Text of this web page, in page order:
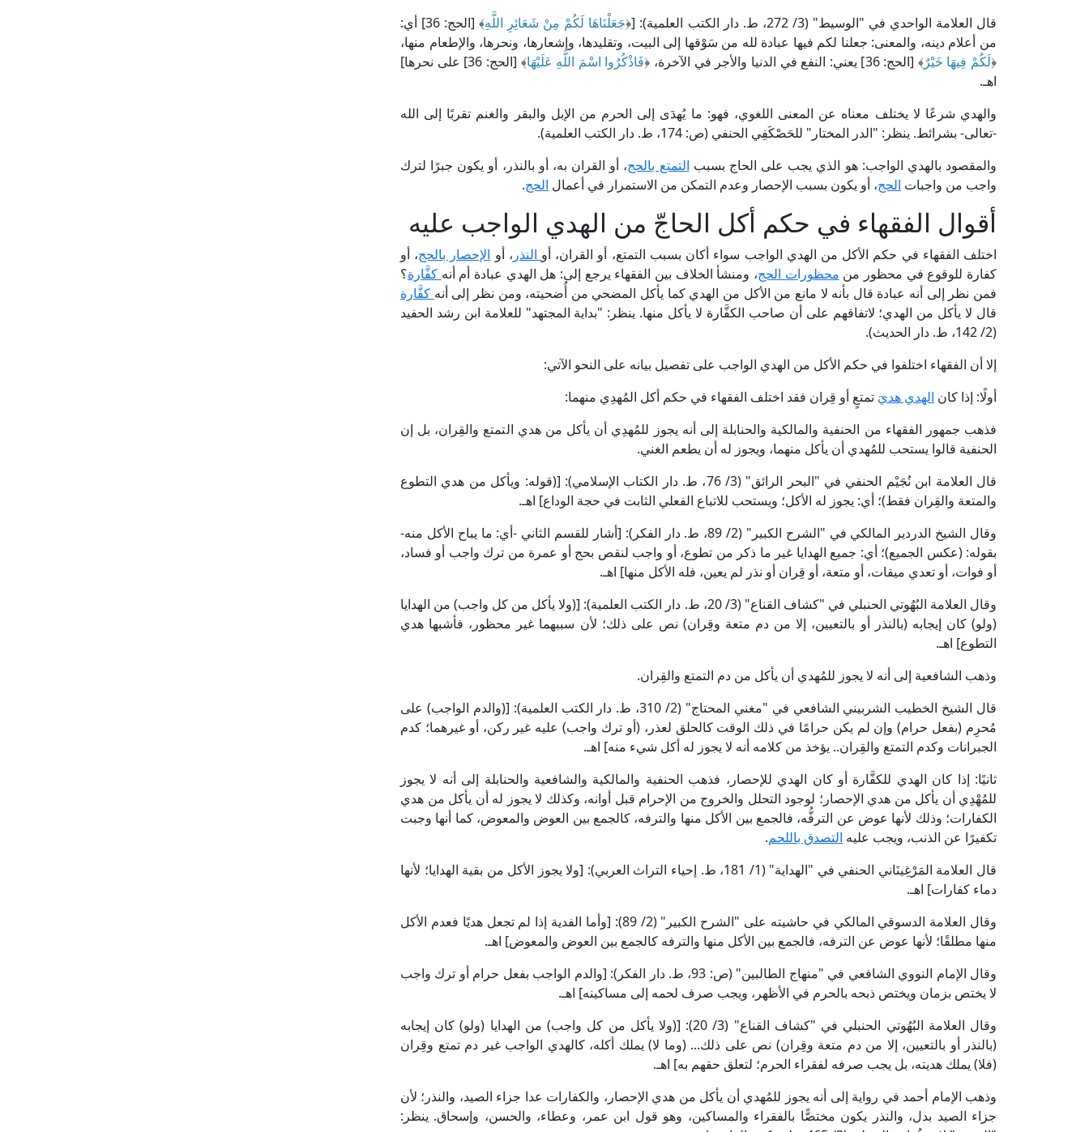
قال العلامة الواحدي في "الوسيط" (3/ 272، ط. دار الكتب العلمية): [﴿
جَعَلْنَاهَا لَكُمْ مِنْ شَعَائِرِ اللَّهِ
﴾ [الحج: 36] أي:
من أعلام دينه، والمعنى: جعلنا لكم فيها عبادة لله من سَوْقها إلى البيت، وتقليدها، وإشعارها، ونحرها، والإطعام منها،
﴿لَكُمْ فِيهَا خَيْرٌ﴾ [الحج: 36] يعني: النفع في الدنيا والأجر في الآخرة، ﴿ فَاذْكُرُوا اسْمَ اللَّهِ عَلَيْهَا
﴾ [الحج: 36] على نحرها]
اهـ.
والهدي شرعًا لا يختلف معناه عن المعنى اللغوي، فهو: ما يُهدَى إلى الحرم من الإبل والبقر والغنم تقربًا إلى الله
-تعالى- بشرائط. ينظر: "الدر المختار" للحَصْكَفِي الحنفي (ص: 174، ط. دار الكتب العلمية).
والمقصود بالهدي الواجب: هو الذي يجب على الحاج بسبب التمتع بالحج، أو القران به، أو بالنذر، أو يكون جبرًا لترك
واجب من واجبات الحج، أو يكون بسبب الإحصار وعدم التمكن من الاستمرار في أعمال الحج.
أقوال الفقهاء في حكم أكل الحاجّ من الهدي الواجب عليه
اختلف الفقهاء في حكم الأكل من الهدي الواجب سواء أكان بسبب التمتع، أو القران، أو النذر ، أو الإحصار بالحج، أو
كفارة للوقوع في محظور من محظورات الحج، ومنشأ الخلاف بين الفقهاء يرجع إلى: هل الهدي عبادة أم أنه كفَّارة؟
فمن نظر إلى أنه عبادة قال بأنه لا مانع من الأكل من الهدي كما يأكل المضحي من أُضحيته، ومن نظر إلى أنه كفَّارة
قال لا يأكل من الهدي؛ لاتفاقهم على أن صاحب الكفَّارة لا يأكل منها. ينظر: "بداية المجتهد" للعلامة ابن رشد الحفيد
(2/ 142، ط. دار الحديث).
إلا أن الفقهاء اختلفوا في حكم الأكل من الهدي الواجب على تفصيل بيانه على النحو الآتي:
أولًا: إذا كان الهدي هديَ تمتعٍ أو قِران فقد اختلف الفقهاء في حكم أكل المُهدِي منهما:
فذهب جمهور الفقهاء من الحنفية والمالكية والحنابلة إلى أنه يجوز للمُهدِي أن يأكل من هدي التمتع والقِران، بل إن
الحنفية قالوا يستحب للمُهدي أن يأكل منهما، ويجوز له أن يطعم الغني.
قال العلامة ابن نُجَيْم الحنفي في "البحر الرائق" (3/ 76، ط. دار الكتاب الإسلامي): [(قوله: ويأكل من هدي التطوع
والمتعة والقِران فقط)؛ أي: يجوز له الأكل؛ ويستحب للاتباع الفعلي الثابت في حجة الوداع] اهـ.
وقال الشيخ الدردير المالكي في "الشرح الكبير" (2/ 89، ط. دار الفكر): [أشار للقسم الثاني -أي: ما يباح الأكل منه-
بقوله: (عكس الجميع)؛ أي: جميع الهدايا غير ما ذكر من تطوع، أو واجب لنقص بحج أو عمرة من ترك واجب أو فساد،
أو فوات، أو تعدي ميقات، أو متعة، أو قِران أو نذر لم يعين، فله الأكل منها] اهـ.
وقال العلامة البُهُوتي الحنبلي في "كشاف القناع" (3/ 20، ط. دار الكتب العلمية): [(ولا يأكل من كل واجب) من الهدايا
(ولو) كان إيجابه (بالنذر أو بالتعيين، إلا من دم متعة وقِران) نص على ذلك؛ لأن سببهما غير محظور، فأشبها هدي
التطوع] اهـ.
وذهب الشافعية إلى أنه لا يجوز للمُهدي أن يأكل من دم التمتع والقِران.
قال الشيخ الخطيب الشربيني الشافعي في "مغني المحتاج" (2/ 310، ط. دار الكتب العلمية): [(والدم الواجب) على
مُحرِم (بفعل حرام) وإن لم يكن حرامًا في ذلك الوقت كالحلق لعذر، (أو ترك واجب) عليه غير ركن، أو غيرهما؛ كدم
الجبرانات وكدم التمتع والقِران.. يؤخذ من كلامه أنه لا يجوز له أكل شيء منه] اهـ.
ثانيًا: إذا كان الهدي للكفَّارة أو كان الهدي للإحصار، فذهب الحنفية والمالكية والشافعية والحنابلة إلى أنه لا يجوز
للمُهْدِي أن يأكل من هدي الإحصار؛ لوجود التحلل والخروج من الإحرام قبل أوانه، وكذلك لا يجوز له أن يأكل من هدي
الكفارات؛ وذلك لأنها عوض عن الترفُّه، فالجمع بين الأكل منها والترفه، كالجمع بين العوض والمعوض، كما أنها وجبت
تكفيرًا عن الذنب، ويجب عليه التصدق باللحم.
قال العلامة المَرْغِينَاني الحنفي في "الهداية" (1/ 181، ط. إحياء التراث العربي): [ولا يجوز الأكل من بقية الهدايا؛ لأنها
دماء كفارات] اهـ.
وقال العلامة الدسوقي المالكي في حاشيته على "الشرح الكبير" (2/ 89): [وأما الفدية إذا لم تجعل هديًا فعدم الأكل
منها مطلقًا؛ لأنها عوض عن الترفه، فالجمع بين الأكل منها والترفه كالجمع بين العوض والمعوض] اهـ.
وقال الإمام النووي الشافعي في "منهاج الطالبين" (ص: 93، ط. دار الفكر): [والدم الواجب بفعل حرام أو ترك واجب
لا يختص بزمان ويختص ذبحه بالحرم في الأظهر، ويجب صرف لحمه إلى مساكينه] اهـ.
وقال العلامة البُهُوتي الحنبلي في "كشاف القناع" (3/ 20): [(ولا يأكل من كل واجب) من الهدايا (ولو) كان إيجابه
(بالنذر أو بالتعيين، إلا من دم متعة وقِران) نص على ذلك... (وما لا) يملك أكله، كالهدي الواجب غير دم تمتع وقِران
(فلا) يملك هديته، بل يجب صرفه لفقراء الحرم؛ لتعلق حقهم به] اهـ.
وذهب الإمام أحمد في رواية إلى أنه يجوز للمُهدي أن يأكل من هدي الإحصار، والكفارات عدا جزاء الصيد، والنذر؛ لأن
جزاء الصيد بدل، والنذر يكون مختصًّا بالفقراء والمساكين، وهو قول ابن عمر، وعطاء، والحسن، وإسحاق. ينظر: